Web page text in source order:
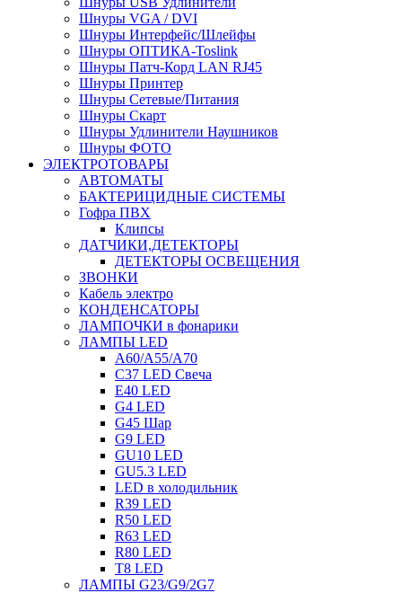
Шнуры VGA / DVI
Шнуры Интерфейс/Шлейфы
Шнуры ОПТИКА-Toslink
Шнуры Патч-Корд LAN RJ45
Шнуры Принтер
Шнуры Сетевые/Питания
Шнуры Скарт
Шнуры Удлинители Наушников
Шнуры ФОТО
ЭЛЕКТРОТОВАРЫ
АВТОМАТЫ
БАКТЕРИЦИДНЫЕ СИСТЕМЫ
Гофра ПВХ
Клипсы
ДАТЧИКИ,ДЕТЕКТОРЫ
ДЕТЕКТОРЫ ОСВЕЩЕНИЯ
ЗВОНКИ
Кабель электро
КОНДЕНСАТОРЫ
ЛАМПОЧКИ в фонарики
ЛАМПЫ LED
A60/A55/A70
C37 LED Свеча
E40 LED
G4 LED
G45 Шар
G9 LED
GU10 LED
GU5.3 LED
LED в холодильник
R39 LED
R50 LED
R63 LED
R80 LED
T8 LED
ЛАМПЫ G23/G9/2G7